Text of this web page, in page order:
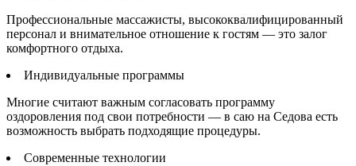
Профессиональные массажисты, высококвалифицированный
персонал и внимательное отношение к гостям — это залог
комфортного отдыха.
Индивидуальные программы
Многие считают важным согласовать программу
оздоровления под свои потребности — в саю на Седова есть
возможность выбрать подходящие процедуры.
Современные технологии